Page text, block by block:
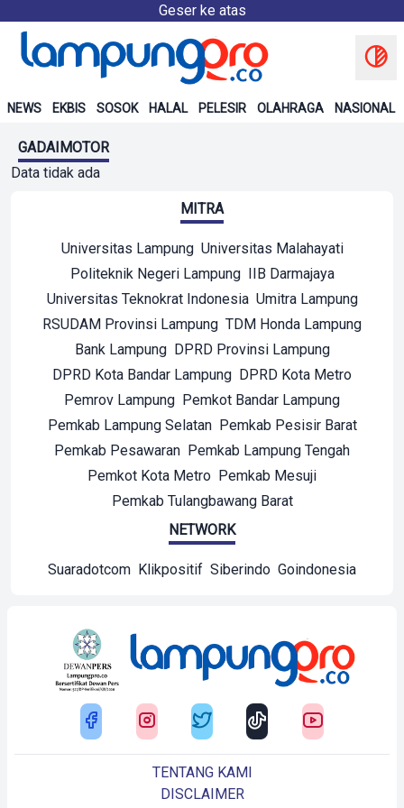
Geser ke atas
NEWS EKBIS SOSOK HALAL PELESIR OLAHRAGA NASIONAL
GADAIMOTOR
Data tidak ada
MITRA
Universitas Lampung Universitas Malahayati
Politeknik Negeri Lampung IIB Darmajaya
Universitas Teknokrat Indonesia Umitra Lampung
RSUDAM Provinsi Lampung TDM Honda Lampung
Bank Lampung DPRD Provinsi Lampung
DPRD Kota Bandar Lampung DPRD Kota Metro
Pemrov Lampung Pemkot Bandar Lampung
Pemkab Lampung Selatan Pemkab Pesisir Barat
Pemkab Pesawaran Pemkab Lampung Tengah
Pemkot Kota Metro Pemkab Mesuji
Pemkab Tulangbawang Barat
NETWORK
Suaradotcom Klikpositif Siberindo Goindonesia
TENTANG KAMI
DISCLAIMER